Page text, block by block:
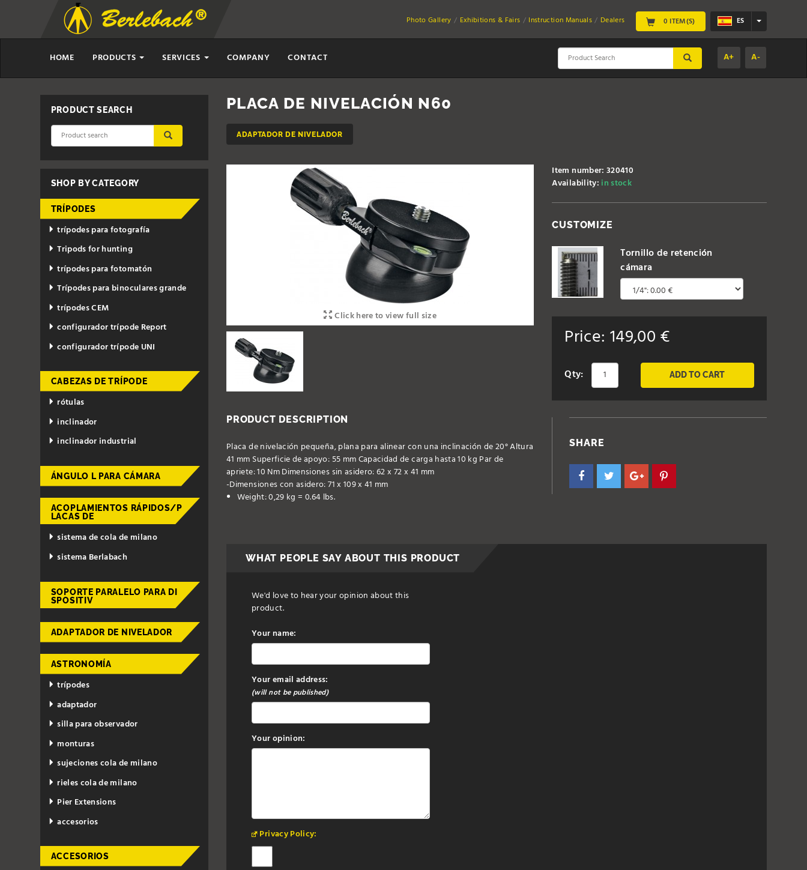
ES
0 ITEM(S)
Photo Gallery Exhibitions & Fairs Instruction Manuals Dealers
HOME PRODUCTS SERVICES COMPANY CONTACT A+ A-
SUBMIT
PLACA DE NIVELACIÓN N60
ADAPTADOR DE NIVELADOR
Click here to view full size
PRODUCT DESCRIPTION
Placa de nivelación pequeña, plana para alinear con una inclinación de 20° Altura
41 mm Superficie de apoyo: 55 mm Capacidad de carga hasta 10 kg Par de
apriete: 10 Nm Dimensiones sin asidero: 62 x 72 x 41 mm
-Dimensiones con asidero: 71 x 109 x 41 mm
Weight: 0,29 kg = 0.64 lbs.
Item number: 320410
Availability: in stock
CUSTOMIZE
Tornillo de retención
cámara
Price: 149,00 €
Qty: ADD TO CART
SHARE
WHAT PEOPLE SAY ABOUT THIS PRODUCT
We'd love to hear your opinion about this
product.
Your name:
Your email address:
(will not be published)
Your opinion:
Privacy Policy:
PRODUCT SEARCH
SHOP BY CATEGORY
TRÍPODES
trípodes para fotografía
Tripods for hunting
trípodes para fotomatón
Trípodes para binoculares grande
trípodes CEM
configurador trípode Report
configurador trípode UNI
CABEZAS DE TRÍPODE
rótulas
inclinador
inclinador industrial
ÁNGULO L PARA CÁMARA
ACOPLAMIENTOS RÁPIDOS/P
LACAS DE
sistema de cola de milano
sistema Berlabach
SOPORTE PARALELO PARA DI
SPOSITIV
ADAPTADOR DE NIVELADOR
ASTRONOMÍA
trípodes
adaptador
silla para observador
monturas
sujeciones cola de milano
rieles cola de milano
Pier Extensions
accesorios
ACCESORIOS